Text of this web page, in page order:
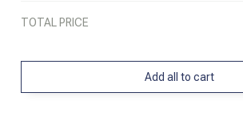
TOTAL PRICE
Add all to cart